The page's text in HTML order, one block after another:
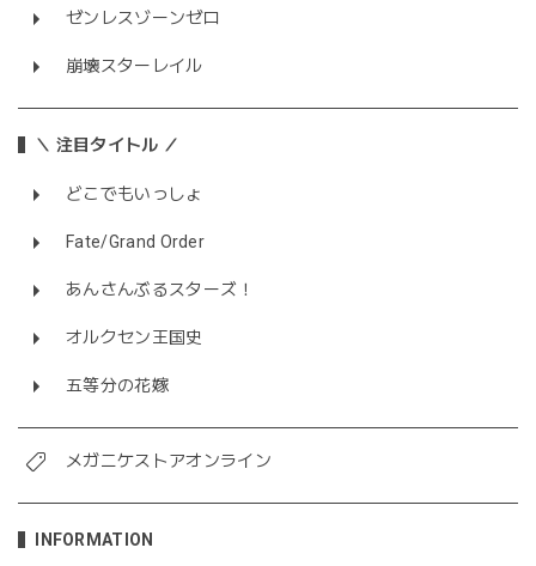
ゼンレスゾーンゼロ
崩壊スターレイル
＼ 注目タイトル ／
どこでもいっしょ
Fate/Grand Order
あんさんぶるスターズ！
オルクセン王国史
五等分の花嫁
メガニケストアオンライン
INFORMATION